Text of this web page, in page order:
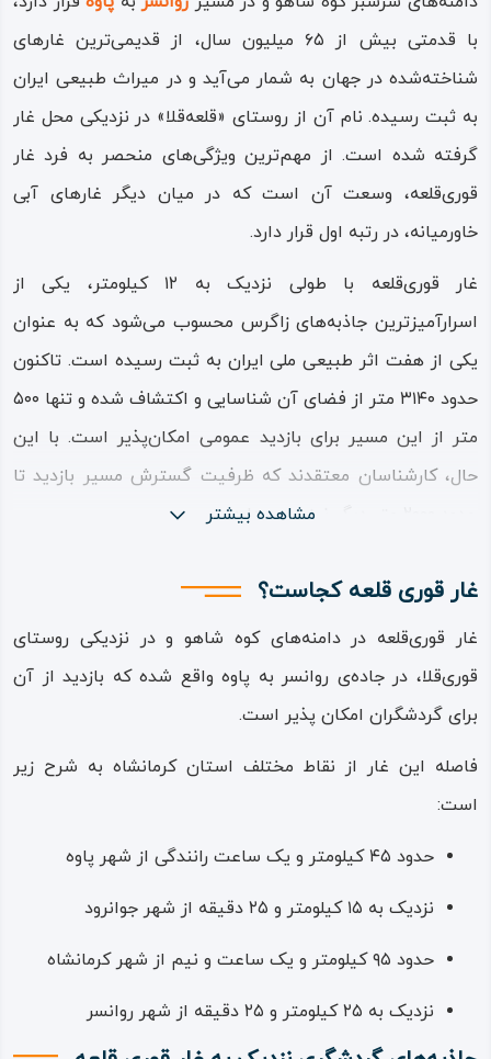
با قدمتی بیش از ۶۵ میلیون سال، از قدیمی‌ترین غارهای
شناخته‌شده در جهان به شمار می‌آید و در میراث طبیعی ایران
به ثبت رسیده. نام آن از روستای «قلعه‌قلا» در نزدیکی محل غار
گرفته شده است. از مهم‌ترین ویژگی‌های منحصر به فرد غار
قوری‌قلعه، وسعت آن است که در میان دیگر غارهای آبی
خاورمیانه، در رتبه اول قرار دارد.
غار قوری‌قلعه با طولی نزدیک به ۱۲ کیلومتر، یکی از
اسرارآمیزترین جاذبه‌های زاگرس محسوب می‌شود که به عنوان
یکی از هفت اثر طبیعی ملی ایران به ثبت رسیده است. تاکنون
حدود ۳۱۴۰ متر از فضای آن شناسایی و اکتشاف شده و تنها ۵۰۰
متر از این مسیر برای بازدید عمومی امکان‌پذیر است. با این
حال، کارشناسان معتقدند که ظرفیت گسترش مسیر بازدید تا
دمای فضای داخلی در تمام فصول سال است. دمای داخل غار
معمولا بین ۷ تا ۱۱ درجه سانتی‌گراد باقی می‌ماند؛ ویژگی‌ای که
باعث می‌شود محیط درون غار همواره خنک و مطبوع باشد و
بازدید از آن در هر زمانی از سال تجربه‌ای دل‌انگیز و متفاوت را
رقم بزند.
خورشیدی توسط گروهی از غارنوردان انگلیسی و فرانسوی انجام
نقشه‌برداری کردند و یافته‌هایشان بعدها پایه مطالعات
زمین‌شناسی و گردشگری این منطقه شد. این غار در گذشته
زیستگاه گونه‌های کمیابی از خفاش موش‌گوش، کبک کوهی،
درنا و دیگر پرندگان بومی بوده و در دل خود اکوسیستم
مشاهده بیشتر
غار قوری قلعه کجاست؟
غار قوری‌قلعه در دامنه‌های کوه شاهو و در نزدیکی روستای
قوری‌قلا، در جاده‌ی روانسر به پاوه واقع شده که بازدید از آن
برای گردشگران امکان پذیر است.
فاصله این غار از نقاط مختلف استان کرمانشاه به شرح زیر
است:
حدود ۴۵ کیلومتر و یک ساعت رانندگی از شهر پاوه
نزدیک به ۱۵ کیلومتر و ۲۵ دقیقه از شهر جوانرود
حدود ۹۵ کیلومتر و یک ساعت و نیم از شهر کرمانشاه
نزدیک به ۲۵ کیلومتر و ۲۵ دقیقه از شهر روانسر